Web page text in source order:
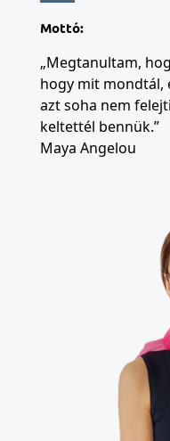
Mottó:
„Megtanultam,
hogy mit mondtál,
azt soha nem
keltettél bennük.”
Maya Angelou